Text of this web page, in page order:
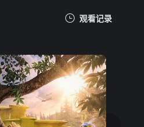
观看记录